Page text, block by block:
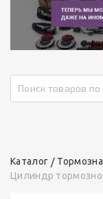
Каталог
Цилиндр